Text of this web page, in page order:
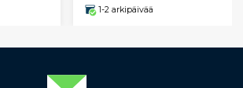
1-2 arkipäivää